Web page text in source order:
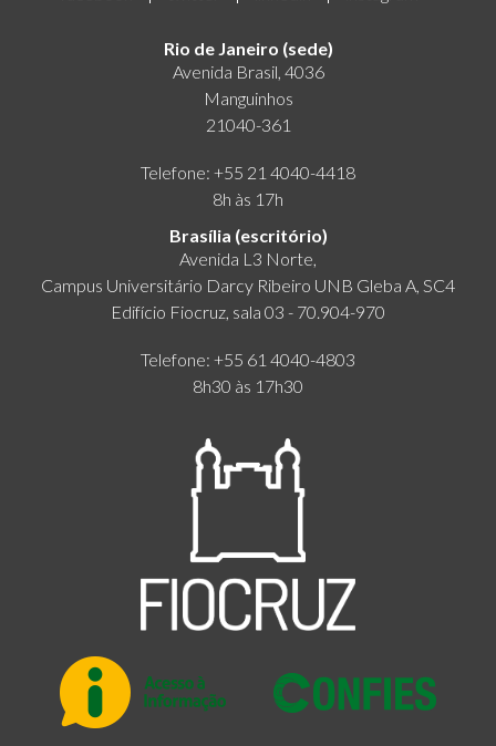
Rio de Janeiro (sede)
Avenida Brasil, 4036
Manguinhos
21040-361
Telefone: +55 21 4040-4418
8h às 17h
Brasília (escritório)
Avenida L3 Norte,
Campus Universitário Darcy Ribeiro UNB Gleba A, SC4
Edifício Fiocruz, sala 03 - 70.904-970
Telefone: +55 61 4040-4803
8h30 às 17h30